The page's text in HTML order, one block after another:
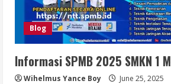
Blog
Informasi SPMB 2025 SMKN 1
Wihelmus Yance Boy June 25, 2025